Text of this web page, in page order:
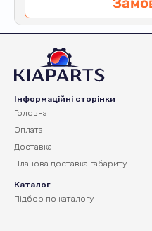
Інформаційні сторінки
Головна
Оплата
Доставка
Планова доставка габариту
Каталог
Підбор по каталогу